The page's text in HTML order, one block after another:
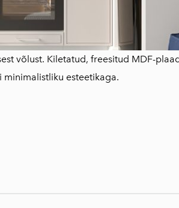
võlust. Kiletatud, freesitud MDF-
esteetikaga.